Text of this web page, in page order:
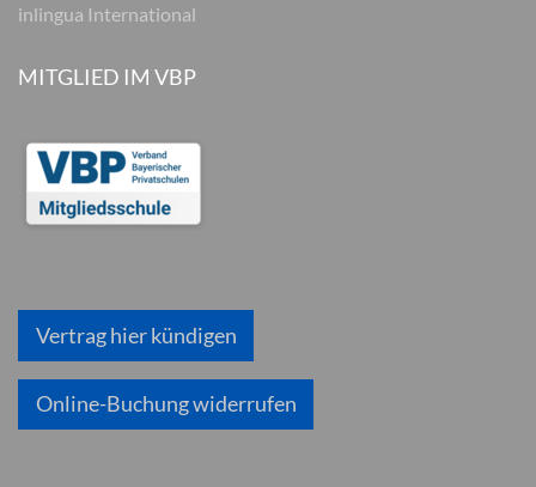
inlingua International
MITGLIED IM VBP
Vertrag hier kündigen
Online-Buchung widerrufen